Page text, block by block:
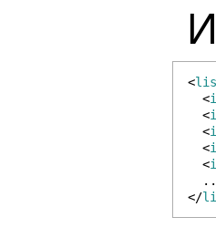
<
<
<
<
<
<
</